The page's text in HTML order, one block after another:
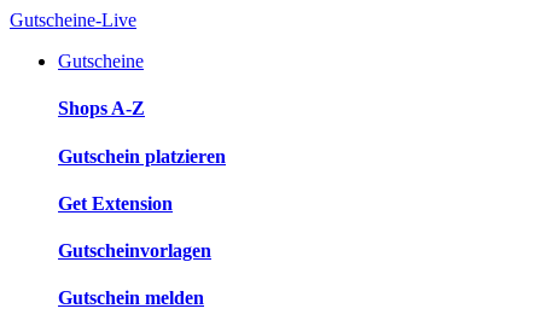
Gutscheine-Live
Gutscheine
Shops A-Z
Gutschein platzieren
Get Extension
Gutscheinvorlagen
Gutschein melden